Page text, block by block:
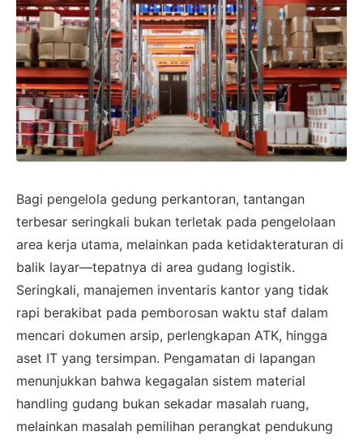
Bagi pengelola gedung perkantoran, tantangan
terbesar seringkali bukan terletak pada pengelolaan
area kerja utama, melainkan pada ketidakteraturan di
balik layar—tepatnya di area gudang logistik.
Seringkali, manajemen inventaris kantor yang tidak
rapi berakibat pada pemborosan waktu staf dalam
mencari dokumen arsip, perlengkapan ATK, hingga
aset IT yang tersimpan. Pengamatan di lapangan
menunjukkan bahwa kegagalan sistem material
handling gudang bukan sekadar masalah ruang,
melainkan masalah pemilihan perangkat pendukung